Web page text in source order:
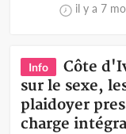
il y a 7
Info
Côte
sur le sexe,
plaidoyer
charge